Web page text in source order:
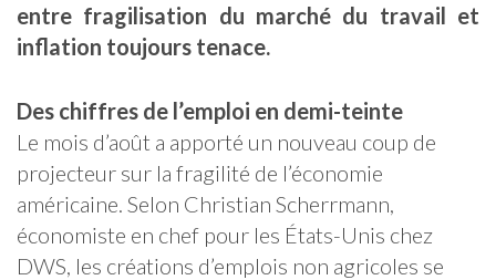
entre fragilisation du marché du travail et
inflation toujours tenace.
Des chiffres de l’emploi en demi-teinte
Le mois d’août a apporté un nouveau coup de
projecteur sur la fragilité de l’économie
américaine. Selon Christian Scherrmann,
économiste en chef pour les États-Unis chez
DWS, les créations d’emplois non agricoles se